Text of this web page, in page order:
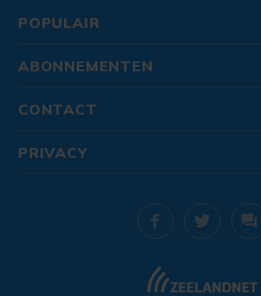
POPULAIR
ABONNEMENTEN
CONTACT
PRIVACY